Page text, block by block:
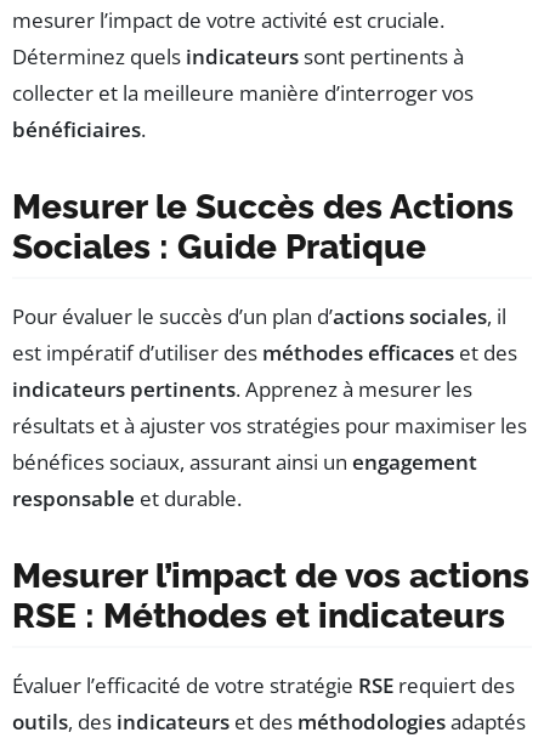
mesurer l’impact de votre activité est cruciale.
Déterminez quels indicateurssont pertinents à
collecter et la meilleure manière d’interroger vos
bénéficiaires.
Mesurer le Succès des Actions
Sociales : Guide Pratique
Pour évaluer le succès d’un plan d’actions sociales, il
est impératif d’utiliser des méthodes efficaces et des
indicateurs pertinents. Apprenez à mesurer les
résultats et à ajuster vos stratégies pour maximiser les
bénéfices sociaux, assurant ainsi un engagement
responsable et durable.
Mesurer l’impact de vos actions
RSE : Méthodes et indicateurs
Évaluer l’efficacité de votre stratégie RSE requiert des
outils, des indicateurs et des méthodologiesadaptés